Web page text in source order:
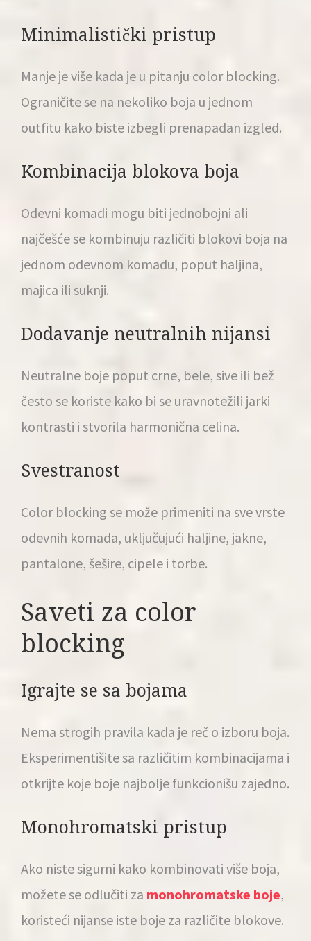
Minimalistički pristup
Manje je više kada je u pitanju color blocking.
Ograničite se na nekoliko boja u jednom
outfitu kako biste izbegli prenapadan izgled.
Kombinacija blokova boja
Odevni komadi mogu biti jednobojni ali
najčešće se kombinuju različiti blokovi boja na
jednom odevnom komadu, poput haljina,
majica ili suknji.
Dodavanje neutralnih nijansi
Neutralne boje poput crne, bele, sive ili bež
često se koriste kako bi se uravnotežili jarki
kontrasti i stvorila harmonična celina.
Svestranost
Color blocking se može primeniti na sve vrste
odevnih komada, uključujući haljine, jakne,
pantalone, šešire, cipele i torbe.
Saveti za color
blocking
Igrajte se sa bojama
Nema strogih pravila kada je reč o izboru boja.
Eksperimentišite sa različitim kombinacijama i
otkrijte koje boje najbolje funkcionišu zajedno.
Monohromatski pristup
Ako niste sigurni kako kombinovati više boja,
možete se odlučiti za monohromatske boje,
koristeći nijanse iste boje za različite blokove.